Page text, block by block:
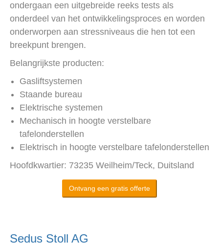
ondergaan een uitgebreide reeks tests als
onderdeel van het ontwikkelingsproces en worden
onderworpen aan stressniveaus die hen tot een
breekpunt brengen.
Belangrijkste producten:
Gasliftsystemen
Staande bureau
Elektrische systemen
Mechanisch in hoogte verstelbare
tafelonderstellen
Elektrisch in hoogte verstelbare tafelonderstellen
Hoofdkwartier: 73235 Weilheim/Teck, Duitsland
Ontvang een gratis offerte
Sedus Stoll AG